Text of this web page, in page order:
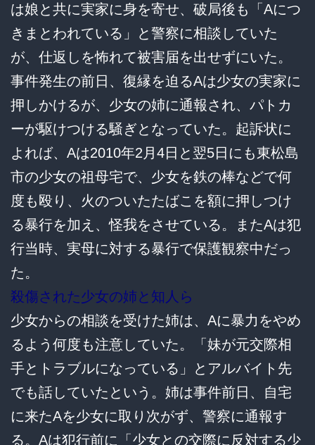
は娘と共に実家に身を寄せ、破局後も「Aにつ
きまとわれている」と警察に相談していた
が、仕返しを怖れて被害届を出せずにいた。
事件発生の前日、復縁を迫るAは少女の実家に
押しかけるが、少女の姉に通報され、パトカ
ーが駆けつける騒ぎとなっていた。起訴状に
よれば、Aは2010年2月4日と翌5日にも東松島
市の少女の祖母宅で、少女を鉄の棒などで何
度も殴り、火のついたたばこを額に押しつけ
る暴行を加え、怪我をさせている。またAは犯
行当時、実母に対する暴行で保護観察中だっ
た。
殺傷された少女の姉と知人ら
少女からの相談を受けた姉は、Aに暴力をやめ
るよう何度も注意していた。「妹が元交際相
手とトラブルになっている」とアルバイト先
でも話していたという。姉は事件前日、自宅
に来たAを少女に取り次がず、警察に通報す
る。Aは犯行前に「少女との交際に反対する少